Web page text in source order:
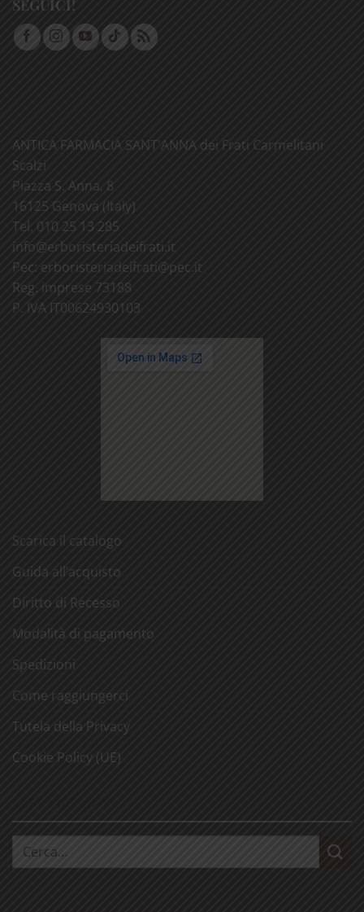
SEGUICI!
ANTICA FARMACIA SANT'ANNA dei Frati Carmelitani
Scalzi
Piazza S. Anna, 8
16125 Genova (Italy)
Tel. 010 25 13 285
info@erboristeriadeifrati.it
Pec: erboristeriadeifrati@pec.it
Reg. imprese 73188
P. IVA IT00624930103
Scarica il catalogo
Guida all’acquisto
Diritto di Recesso
Modalità di pagamento
Spedizioni
Come raggiungerci
Tutela della Privacy
Cookie Policy (UE)
Cerca: